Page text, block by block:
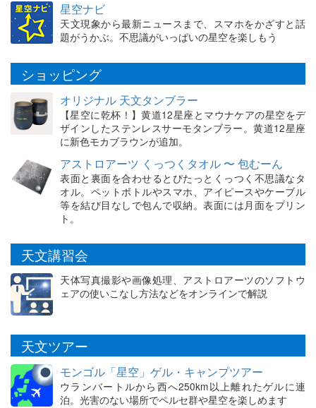
星空ナビ
天文現象から最新ニュースまで、スマホをかざすと話
題がうかぶ。不思議がいっぱいの星空を楽しもう
ショッピング
オリジナル 天文タンブラー
【星空に乾杯！】黄道12星座とマウナケアの星空をデ
ザインしたステンレスサーモタンブラー。黄道12星座
に新色モカブラウンが追加。
アストロアーツ くっつくタオル 〜 包むーん
表面と裏面を合わせるとぴたっとくっつく不思議なタ
オル。ペットボトルやスマホ、アイピースやケーブル
等を結び目なしで包んで収納。表面には月面をプリン
ト。
天文講習会
天体写真撮影や画像処理、アストロアーツのソフトウ
ェアの使いこなし方法などをオンラインで解説
天文ツアー
モンゴル「星空」ゲル・キャンプツアー
ウランバートルから西へ250km以上離れたゲルに連
泊。光害のない場所でペルセ群や星空を楽しめます